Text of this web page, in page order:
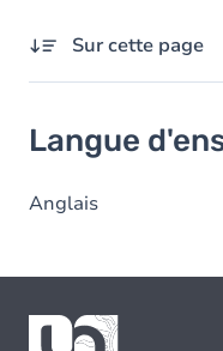
Sur cette page
Langue
Anglais